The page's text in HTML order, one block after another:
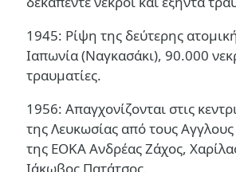
1945: Ρίψη της δεύτερης
Ιαπωνία (Ναγκασάκι), 90.000
τραυματίες.
1956: Απαγχονίζονται στις
της Λευκωσίας από τους Αγγλους
της ΕΟΚΑ Ανδρέας Ζάχος,